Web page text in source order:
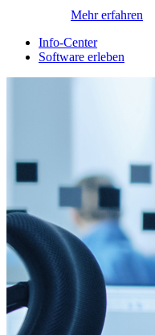
Mehr erfahren
Info-Center
Software erleben